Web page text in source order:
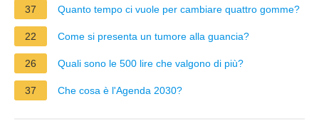
37 Quanto tempo ci vuole per cambiare quattro gomme?
22 Come si presenta un tumore alla guancia?
26 Quali sono le 500 lire che valgono di più?
37 Che cosa è l'Agenda 2030?